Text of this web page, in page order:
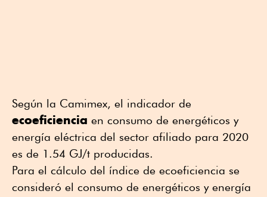
Según la Camimex, el indicador de
ecoeficiencia en consumo de energéticos y
energía eléctrica del sector afiliado para 2020
es de 1.54 GJ/t producidas.
Para el cálculo del índice de ecoeficiencia se
consideró el consumo de energéticos y energía